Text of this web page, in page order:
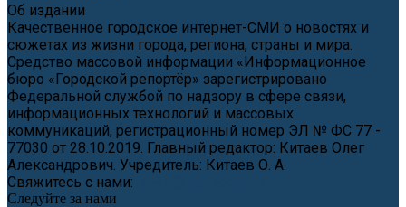
Об издании
Качественное городское интернет-СМИ о новостях и
сюжетах из жизни города, региона, страны и мира.
Средство массовой информации «Информационное
бюро «Городской репортёр» зарегистрировано
Федеральной службой по надзору в сфере связи,
информационных технологий и массовых
коммуникаций, регистрационный номер ЭЛ № ФС 77 -
77030 от 28.10.2019. Главный редактор: Китаев Олег
Александрович. Учредитель: Китаев О. А.
Свяжитесь с нами:
Следуйте за нами